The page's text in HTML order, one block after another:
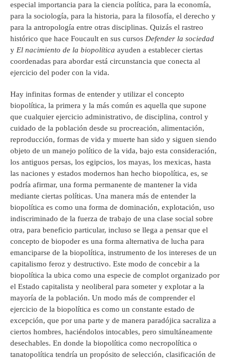
especial importancia para la ciencia política, para la economía,
para la sociología, para la historia, para la filosofía, el derecho y
para la antropología entre otras disciplinas. Quizás el rastreo
histórico que hace Foucault en sus cursos Defender la sociedad
y El nacimiento de la biopolítica ayuden a establecer ciertas
coordenadas para abordar está circunstancia que conecta al
ejercicio del poder con la vida.
Hay infinitas formas de entender y utilizar el concepto
biopolítica, la primera y la más común es aquella que supone
que cualquier ejercicio administrativo, de disciplina, control y
cuidado de la población desde su procreación, alimentación,
reproducción, formas de vida y muerte han sido y siguen siendo
objeto de un manejo político de la vida, bajo esta consideración,
los antiguos persas, los egipcios, los mayas, los mexicas, hasta
las naciones y estados modernos han hecho biopolítica, es, se
podría afirmar, una forma permanente de mantener la vida
mediante ciertas políticas. Una manera más de entender la
biopolítica es como una forma de dominación, explotación, uso
indiscriminado de la fuerza de trabajo de una clase social sobre
otra, para beneficio particular, incluso se llega a pensar que el
concepto de biopoder es una forma alternativa de lucha para
emanciparse de la biopolítica, instrumento de los intereses de un
capitalismo feroz y destructivo. Este modo de concebir a la
biopolítica la ubica como una especie de complot organizado por
el Estado capitalista y neoliberal para someter y explotar a la
mayoría de la población. Un modo más de comprender el
ejercicio de la biopolítica es como un constante estado de
excepción, que por una parte y de manera paradójica sacraliza a
ciertos hombres, haciéndolos intocables, pero simultáneamente
desechables. En donde la biopolítica como necropolítica o
tanatopolítica tendría un propósito de selección, clasificación de